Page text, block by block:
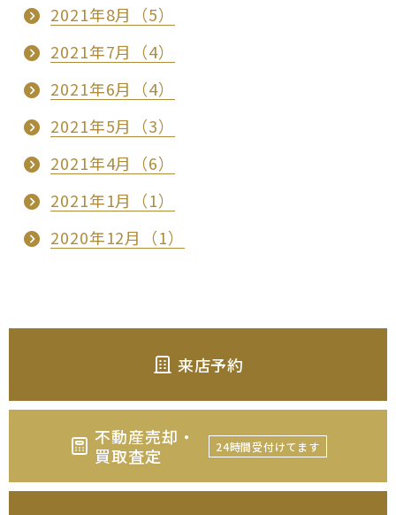
2021年8月（5）
2021年7月（4）
2021年6月（4）
2021年5月（3）
2021年4月（6）
2021年1月（1）
2020年12月（1）
来店予約
不動産売却・
買取査定
24時間受付けてます